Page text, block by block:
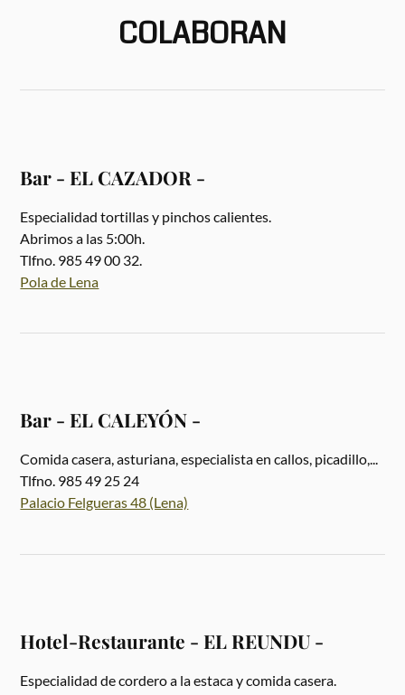
COLABORAN
Bar - EL CAZADOR -
Especialidad tortillas y pinchos calientes.
Abrimos a las 5:00h.
Tlfno. 985 49 00 32.
Pola de Lena
Bar - EL CALEYÓN -
Comida casera, asturiana, especialista en callos, picadillo,...
Tlfno. 985 49 25 24
Palacio Felgueras 48 (Lena)
Hotel-Restaurante - EL REUNDU -
Especialidad de cordero a la estaca y comida casera.